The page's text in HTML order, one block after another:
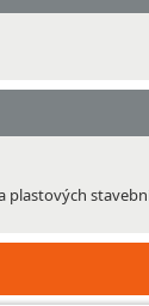
plastových